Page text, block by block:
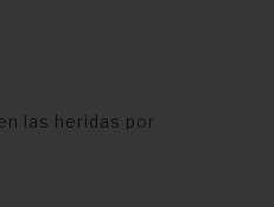
las heridas por